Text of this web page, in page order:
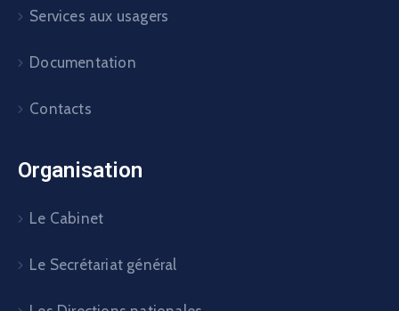
Services aux usagers
Documentation
Contacts
Organisation
Le Cabinet
Le Secrétariat général